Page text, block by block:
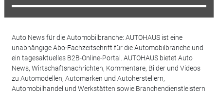
Auto News für die Automobilbranche: AUTOHAUS ist eine
unabhängige Abo-Fachzeitschrift für die Automobilbranche und
ein tagesaktuelles B2B-Online-Portal. AUTOHAUS bietet Auto
News, Wirtschaftsnachrichten, Kommentare, Bilder und Videos
zu Automodellen, Automarken und Autoherstellern,
Automobilhandel und Werkstätten sowie Branchendienstleistern